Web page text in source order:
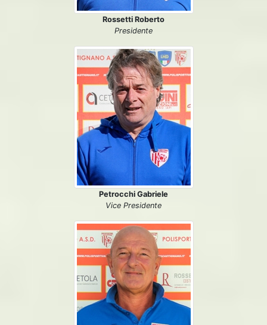
Rossetti Roberto
Presidente
Petrocchi Gabriele
Vice Presidente